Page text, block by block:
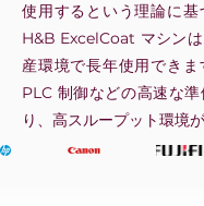
使用するという理論に
H&B ExcelCoat マシン
産環境で長年使用でき
PLC 制御などの高速な
り、高スループット環境